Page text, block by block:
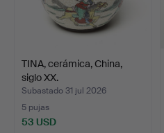
TINA, cerámica, China,
siglo XX.
Subastado 31 jul 2026
5 pujas
53 USD